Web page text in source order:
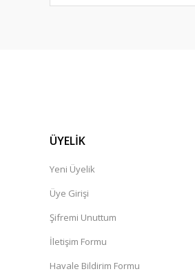
Güner Aydın | 19/10/2024
ÜYELİK
Yeni Üyelik
Üye Girişi
Şifremi Unuttum
İletişim Formu
Havale Bildirim Formu